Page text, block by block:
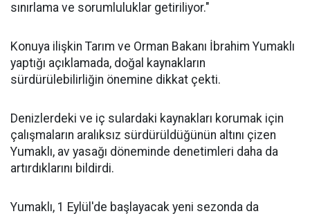
sınırlama ve sorumluluklar getiriliyor."
Konuya ilişkin Tarım ve Orman Bakanı İbrahim Yumaklı
yaptığı açıklamada, doğal kaynakların
sürdürülebilirliğin önemine dikkat çekti.
Denizlerdeki ve iç sulardaki kaynakları korumak için
çalışmaların aralıksız sürdürüldüğünün altını çizen
Yumaklı, av yasağı döneminde denetimleri daha da
artırdıklarını bildirdi.
Yumaklı, 1 Eylül'de başlayacak yeni sezonda da